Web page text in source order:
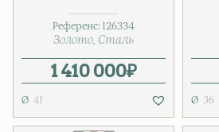
Референс: 126334
Золото Сталь
1 410 000₽
41 36